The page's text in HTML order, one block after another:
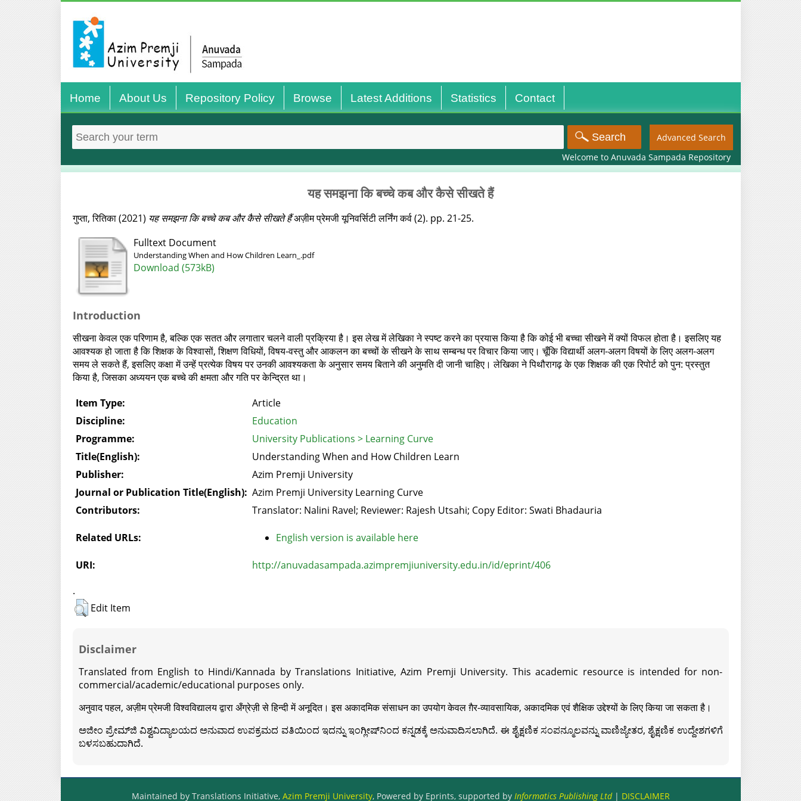
Home About Us Repository Policy Browse Latest Additions Statistics Contact
Advanced Search
Welcome to Anuvada Sampada Repository
यह समझना कि बच्‍चे कब और कैसे सीखते हैं
गुप्‍ता, रितिका(2021) यह समझना कि बच्‍चे कब और कैसे सीखते हैंअज़ीम प्रेमजी यूनिवर्सिटी लर्निंग कर्व (2). pp. 21-25.
Fulltext Document
Understanding When and How Children Learn_.pdf
Download (573kB)
Introduction
सीखना केवल एक परिणाम है, बल्कि एक सतत और लगातार चलने वाली प्रक्रिया है। इस लेख में लेखिका ने स्पष्ट करने का प्रयास किया है कि कोई भी बच्चा सीखने में क्यों विफल होता है। इसलिए यह
आवश्यक हो जाता है कि शिक्षक के विश्वासों, शिक्षण विधियों, विषय-वस्तु और आकलन का बच्चों के सीखने के साथ सम्बन्ध पर विचार किया जाए। चूँकि विद्यार्थी अलग-अलग विषयों के लिए अलग-अलग
समय ले सकते हैं, इसलिए कक्षा में उन्हें प्रत्येक विषय पर उनकी आवश्यकता के अनुसार समय बिताने की अनुमति दी जानी चाहिए। लेखिका ने पिथौरागढ़ के एक शिक्षक की एक रिपोर्ट को पुन: प्रस्तुत
किया है, जिसका अध्ययन एक बच्चे की क्षमता और गति पर केन्द्रित था।
Item Type:
Article
Discipline:
Education
Programme:
University Publications > Learning Curve
Title(English):
Understanding When and How Children Learn
Publisher:
Azim Premji University
Journal or Publication Title(English): Azim Premji University Learning Curve
Contributors:
Translator: Nalini Ravel; Reviewer: Rajesh Utsahi; Copy Editor: Swati Bhadauria
Related URLs: English version is available here
URI:
http://anuvadasampada.azimpremjiuniversity.edu.in/id/eprint/406
.
Edit Item
Disclaimer
Translated from English to Hindi/Kannada by Translations Initiative, Azim Premji University. This academic resource is intended for non-
commercial/academic/educational purposes only.
अनुवाद पहल, अज़ीम प्रेमजी विश्वविद्यालय द्वारा अँग्रेज़ी से हिन्दी में अनूदित। इस अकादमिक संसाधन का उपयोग केवल ग़ैर-व्यावसायिक, अकादमिक एवं शैक्षिक उद्देश्यों के लिए किया जा सकता है।
ಅಜೀಂ ಪ್ರೇಮ್‍ಜಿ ವಿಶ್ವವಿದ್ಯಾಲಯದ ಅನುವಾದ ಉಪಕ್ರಮದ ವತಿಯಿಂದ ಇದನ್ನು ಇಂಗ್ಲೀಷ್‍ನಿಂದ ಕನ್ನಡಕ್ಕೆ ಅನುವಾದಿಸಲಾಗಿದೆ. ಈ ಶೈಕ್ಷಣಿಕ ಸಂಪನ್ಮೂಲವನ್ನು ವಾಣಿಜ್ಯೇತರ, ಶೈಕ್ಷಣಿಕ ಉದ್ದೇಶಗಳಿಗೆ
ಬಳಸಬಹುದಾಗಿದೆ.
Maintained by Translations Initiative, Azim Premji University, Powered by Eprints, supported by Informatics Publishing Ltd| DISCLAIMER